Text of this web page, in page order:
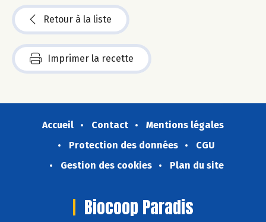
Retour à la liste
Imprimer la recette
Accueil Contact
Mentions légales
Protection des données
CGU
Gestion des cookies
Plan du site
Biocoop Paradis